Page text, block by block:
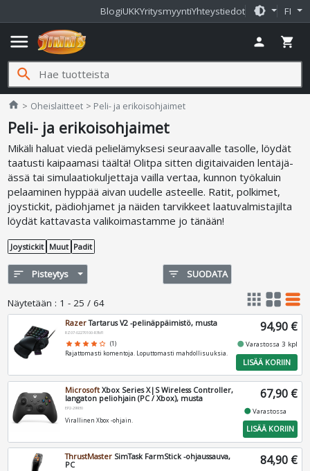
BlogiUKKYritysmyyntiYhteystiedot brightness_medium FI
menu person shopping_cart
search
home Jimms.fi
Oheislaitteet Peli- ja erikoisohjaimet
Peli- ja erikoisohjaimet
Mikäli haluat viedä pelielämyksesi seuraavalle tasolle, löydät
taatusti kaipaamasi täältä! Olitpa sitten digitaivaiden lentäjä-
ässä tai simulaatiokuljettaja vailla vertaa, kunnon työkaluin
pelaaminen hyppää aivan uudelle asteelle. Ratit, polkimet,
joystickit, pädiohjamet ja näiden tarvikkeet laatuvalmistajilta
löydät kattavasta valikoimastamme jo tänään!
Joystickit Muut Padit
sort Pisteytys filter_list SUODATA
Näytetään : 1 - 25 / 64 apps grid_view table_rows
RazerTartarus V2 -pelinäppäimistö, musta
RZ07-02270100-R3M1
star star star star star_border (1)
Rajattomasti komentoja. Loputtomasti mahdollisuuksia.
94,90 €
fiber_manual_recordVarastossa 3 kpl
LISÄÄ KORIIN
Microsoft Xbox Series X|S Wireless Controller,
langaton peliohjain (PC / Xbox), musta
EP2-29930
Virallinen Xbox -ohjain.
67,90 €
fiber_manual_recordVarastossa
LISÄÄ KORIIN
ThrustMaster SimTask FarmStick -ohjaussauva,
PC
84,90 €